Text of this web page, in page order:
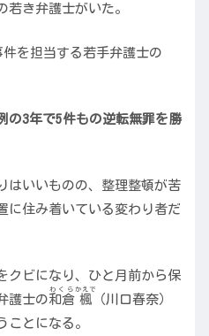
若き弁護士がいた。
を担当する若手弁護士の
の3年で5件もの逆転無罪を勝
はいいものの、整理整頓が苦
に住み着いている変わり者だ
クビになり、ひと月前から保
護士の和倉
わくら
楓
かえで
（川口春奈）
ことになる。